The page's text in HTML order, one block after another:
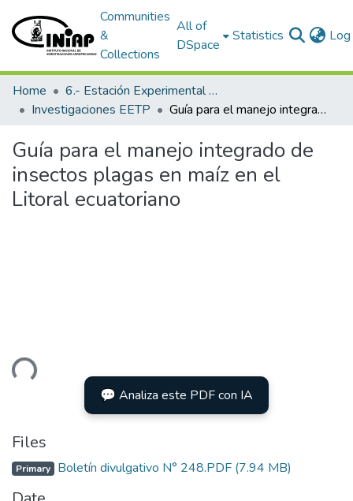
Communities
&
Collections
All of
DSpace
Statistics
Home
6.- Estación Experimental Tropical Pichilingue
Investigaciones EETP
Guía para el manejo integrado de insectos plagas en maíz en el Litoral ecuatoriano
Guía para el manejo integrado de
insectos plagas en maíz en el
Litoral ecuatoriano
💬 Analiza este PDF con IA
Files
Primary Boletín divulgativo N° 248.PDF (7.94 MB)